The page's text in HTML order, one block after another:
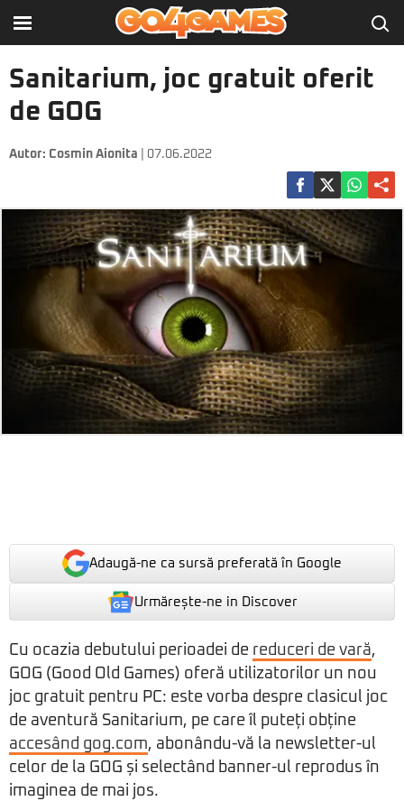
Sanitarium, joc gratuit oferit
de GOG
Autor: Cosmin Aionita | 07.06.2022
Adaugă-ne ca sursă preferată în Google
Urmărește-ne in Discover
Cu ocazia debutului perioadei de reduceri de vară,
GOG (Good Old Games) oferă utilizatorilor un nou
joc gratuit pentru PC: este vorba despre clasicul joc
de aventură Sanitarium, pe care îl puteți obține
accesând gog.com, abonându-vă la newsletter-ul
celor de la GOG și selectând banner-ul reprodus în
imaginea de mai jos.